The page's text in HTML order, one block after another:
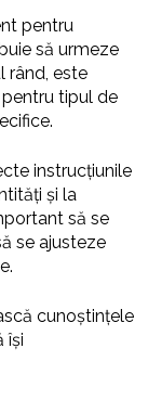
pentru
să urmeze
rând, este
tipul de
instrucțiunile
și la
să se
se ajusteze
cunoștințele
își